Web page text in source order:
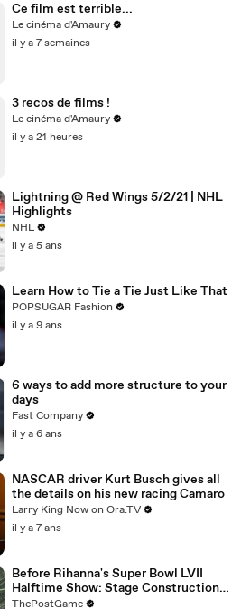
Ce film est terrible...
Le cinéma d'Amaury
il y a 7 semaines
3 recos de films !
Le cinéma d'Amaury
il y a 21 heures
Lightning @ Red Wings 5/2/21 | NHL
Highlights
NHL
il y a 5 ans
Learn How to Tie a Tie Just Like That
POPSUGAR Fashion
il y a 9 ans
6 ways to add more structure to your
days
Fast Company
il y a 6 ans
NASCAR driver Kurt Busch gives all
the details on his new racing Camaro
Larry King Now on Ora.TV
il y a 7 ans
Before Rihanna's Super Bowl LVII
Halftime Show: Stage Construction
Timelapse
ThePostGame